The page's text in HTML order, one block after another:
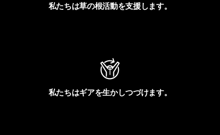
私たちは草の根活動を支援します。
私たちはギアを生かしつづけます。